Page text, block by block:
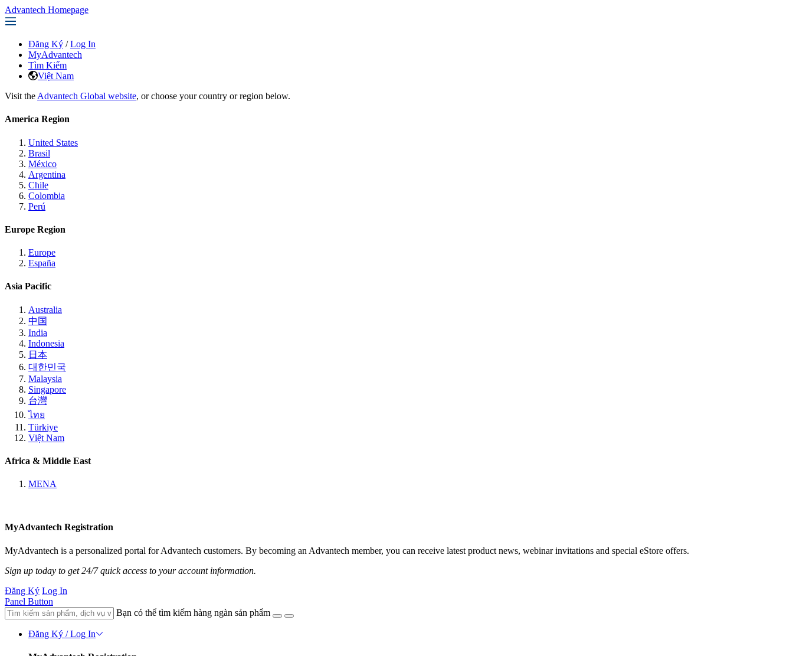
Advantech Homepage
Đăng Ký / Log In
MyAdvantech
Tìm Kiếm
Việt Nam
Visit the Advantech Global website, or choose your country or region below.
America Region
United States
Brasil
México
Argentina
Chile
Colombia
Perú
Europe Region
Europe
España
Asia Pacific
Australia
中国
India
Indonesia
日本
대한민국
Malaysia
Singapore
台灣
ไทย
Türkiye
Việt Nam
Africa & Middle East
MENA
MyAdvantech Registration
MyAdvantech is a personalized portal for Advantech customers. By becoming an Advantech member, you can receive latest product news, webinar invitations and special eStore offers.
Sign up today to get 24/7 quick access to your account information.
Đăng Ký Log In
Panel Button
Bạn có thể tìm kiếm hàng ngàn sản phẩm
Đăng Ký / Log In